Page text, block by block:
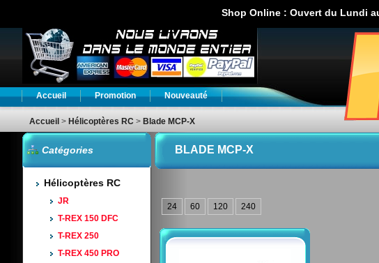
Shop Online : Ouvert du Lundi
Accueil Promotion Nouveauté
Accueil > Hélicoptères RC > Blade MCP-X
Catégories
Hélicoptères RC
JR
T-REX 150 DFC
T-REX 250
T-REX 450 PRO
BLADE MCP-X
24 60 120 240